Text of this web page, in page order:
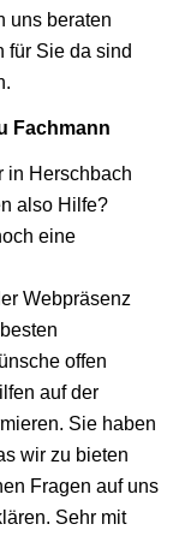
uns beraten
für Sie da sind
Fachmann
in Herschbach
also Hilfe?
eine
Webpräsenz
offen
auf der
Sie haben
wir zu bieten
Fragen auf uns
Sehr mit